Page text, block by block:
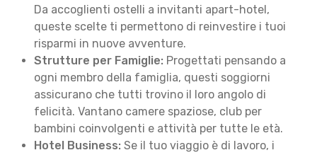
Da accoglienti ostelli a invitanti apart-hotel,
queste scelte ti permettono di reinvestire i tuoi
risparmi in nuove avventure.
Strutture per Famiglie: Progettati pensando a
ogni membro della famiglia, questi soggiorni
assicurano che tutti trovino il loro angolo di
felicità. Vantano camere spaziose, club per
bambini coinvolgenti e attività per tutte le età.
Hotel Business: Se il tuo viaggio è di lavoro, i